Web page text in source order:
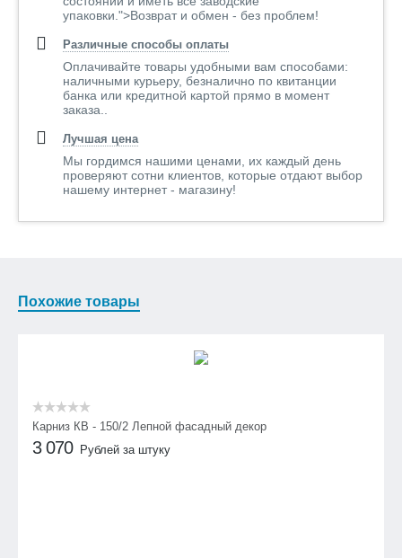
упаковки.">Возврат и обмен - без проблем!
Различные способы оплаты
Оплачивайте товары удобными вам способами:
наличными курьеру, безналично по квитанции
банка или кредитной картой прямо в момент
заказа..
Лучшая цена
Мы гордимся нашими ценами, их каждый день
проверяют сотни клиентов, которые отдают выбор
нашему интернет - магазину!
Похожие товары
Карниз КВ - 150/2 Лепной фасадный декор
3 070 Рублей за штуку